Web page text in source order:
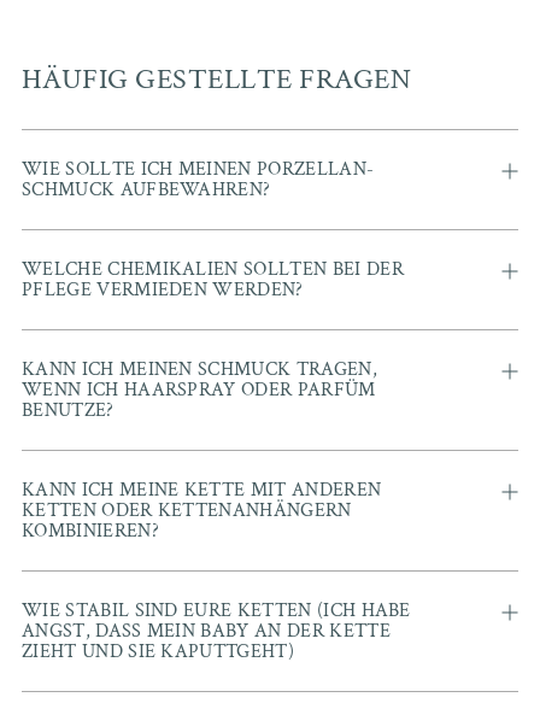
HÄUFIG GESTELLTE FRAGEN
WIE SOLLTE ICH MEINEN PORZELLAN-
SCHMUCK AUFBEWAHREN?
WELCHE CHEMIKALIEN SOLLTEN BEI DER
PFLEGE VERMIEDEN WERDEN?
KANN ICH MEINEN SCHMUCK TRAGEN,
WENN ICH HAARSPRAY ODER PARFÜM
BENUTZE?
KANN ICH MEINE KETTE MIT ANDEREN
KETTEN ODER KETTENANHÄNGERN
KOMBINIEREN?
WIE STABIL SIND EURE KETTEN (ICH HABE
ANGST, DASS MEIN BABY AN DER KETTE
ZIEHT UND SIE KAPUTTGEHT)